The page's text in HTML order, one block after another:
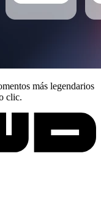
más legendarios
clic.